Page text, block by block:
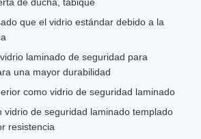
que el vidrio estándar debido a la
laminado de seguridad para
una mayor durabilidad
como vidrio de seguridad laminado
vidrio de seguridad laminado templado
resistencia